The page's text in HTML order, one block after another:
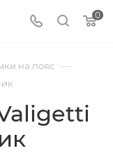
0
на пояс —